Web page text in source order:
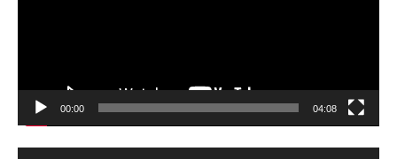
00:00 04:08